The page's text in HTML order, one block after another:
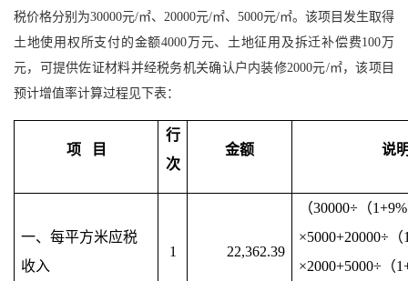
税价格分别为30000元/㎡、20000元/㎡、5000元/㎡。该项目发生取得
土地使用权所支付的金额4000万元、土地征用及拆迁补偿费100万
元，可提供佐证材料并经税务机关确认户内装修2000元/㎡，该项目
预计增值率计算过程见下表：
项 目
行
次
金额 说
一、每平方米应税
收入
1 22,362.39
（30000÷（
×5000+20000÷（
×2000+5000÷（